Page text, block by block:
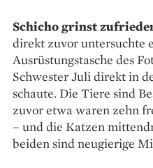
Schicho grinst
direkt zuvor untersuchte
Ausrüstungstasche des
Schwester Juli direkt in
schaute. Die Tiere sind
zuvor etwa waren zehn
– und die Katzen
beiden sind neugierige